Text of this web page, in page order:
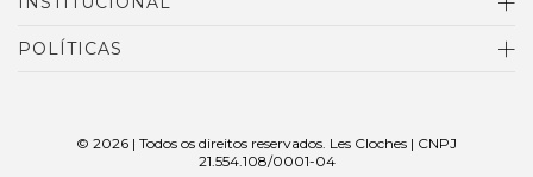
POLÍTICAS
© 2026 | Todos os direitos reservados. Les Cloches | CNPJ
21.554.108/0001-04